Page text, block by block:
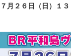
７月２６日（日）１